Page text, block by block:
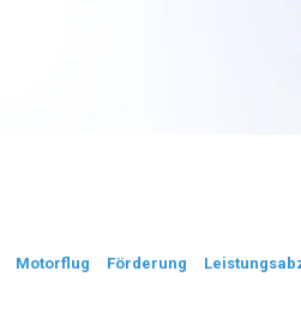
Motorflug Förderung